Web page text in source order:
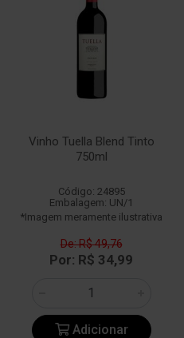
Vinho Tuella Blend Tinto
750ml
Código: 24895
Embalagem: UN/1
*Imagem meramente ilustrativa
De: R$ 49,76
Por: R$ 34,99
Adicionar